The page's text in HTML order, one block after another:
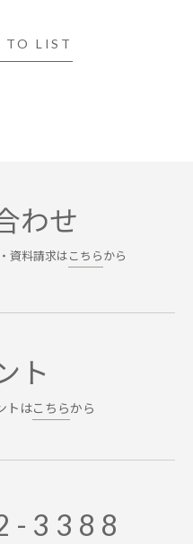
TO LIST
わせ
資料請求はこちらから
ト
トはこちらから
3388